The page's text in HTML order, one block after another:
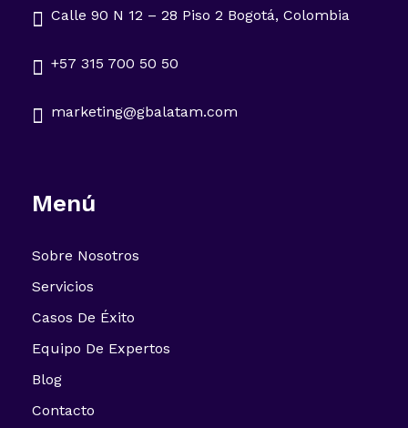
Calle 90 N 12 – 28 Piso 2 Bogotá, Colombia
+57 315 700 50 50
marketing@gbalatam.com
Menú
Sobre Nosotros
Servicios
Casos De Éxito
Equipo De Expertos
Blog
Contacto